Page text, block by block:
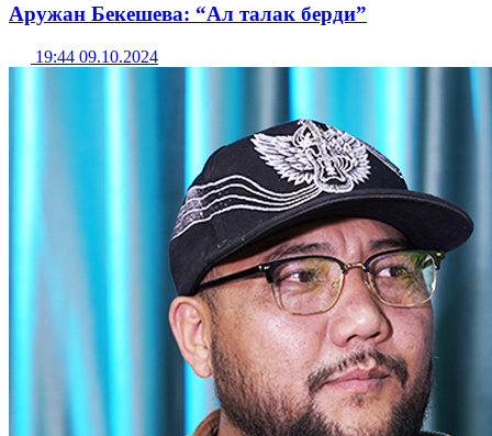
Аружан Бекешева: “Ал талак берди”
19:44 09.10.2024